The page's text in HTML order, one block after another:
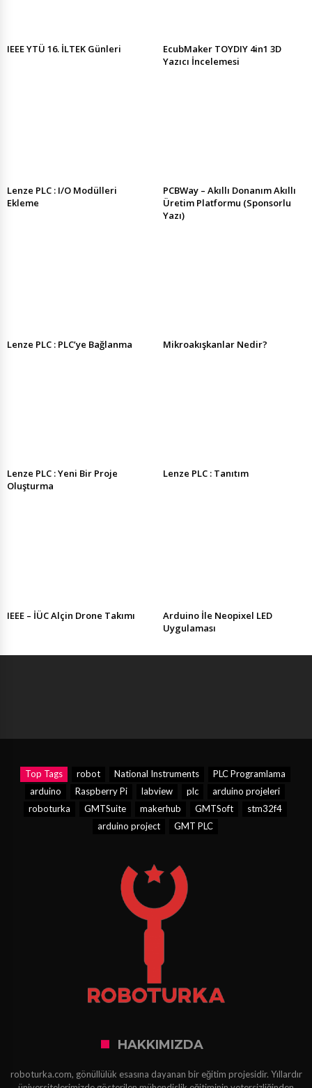
IEEE YTÜ 16. İLTEK Günleri
EcubMaker TOYDIY 4in1 3D
Yazıcı İncelemesi
Lenze PLC : I/O Modülleri
Ekleme
PCBWay – Akıllı Donanım Akıllı
Üretim Platformu (Sponsorlu
Yazı)
Lenze PLC : PLC’ye Bağlanma Mikroakışkanlar Nedir?
Lenze PLC : Yeni Bir Proje
Oluşturma
Lenze PLC : Tanıtım
IEEE – İÜC Alçin Drone Takımı
Arduino İle Neopixel LED
Uygulaması
Top Tags robot National Instruments
PLC Programlama
arduino
Raspberry Pi labview plc
arduino projeleri
roboturka
GMTSuite makerhub GMTSoft
stm32f4
arduino project
GMT PLC
HAKKIMIZDA
roboturka.com, gönüllülük esasına dayanan bir eğitim projesidir. Yıllardır